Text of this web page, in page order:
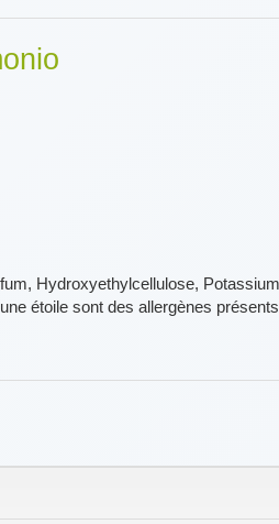
Hydroxyethylcellulose,
étoile sont des allergènes